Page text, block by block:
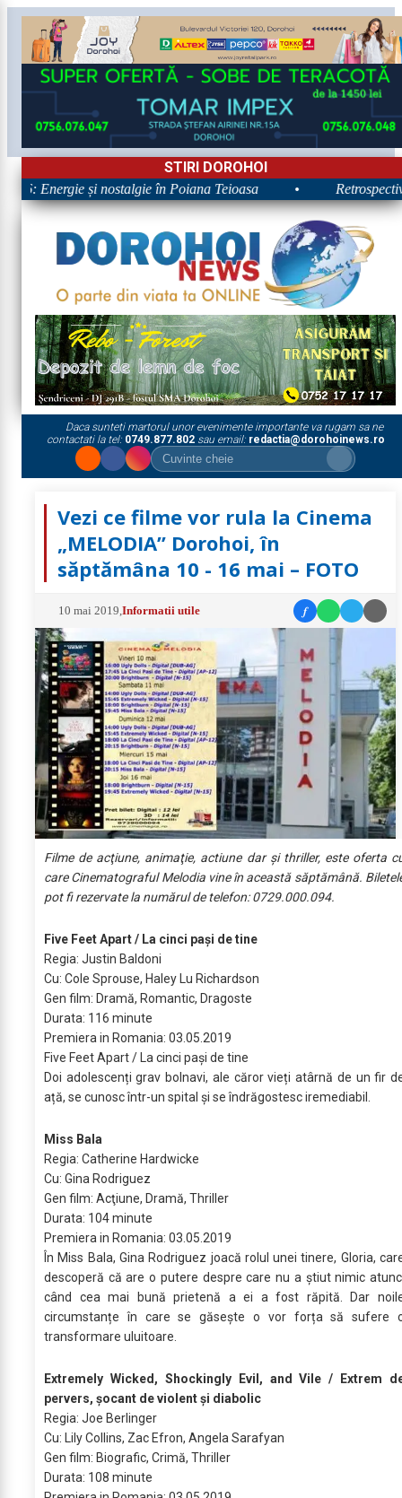
STIRI DOROHOI
Energie și nostalgie în Poiana Teioasa
Daca sunteti martorul unor evenimente importante va rugam sa ne
contactati la tel: 0749.877.802sau email: redactia@dorohoinews.ro
Vezi ce filme vor rula la Cinema
„MELODIA” Dorohoi, în
săptămâna 10 - 16 mai – FOTO
10 mai 2019 ,Informatii utile f
Filme de acţiune, animaţie, actiune dar şi thriller, este oferta
care Cinematograful Melodia vine în această săptămână.
pot fi rezervate la numărul de telefon: 0729.000.094.
Five Feet Apart / La cinci pași de tine
Regia: Justin Baldoni
Cu: Cole Sprouse, Haley Lu Richardson
Gen film: Dramă, Romantic, Dragoste
Durata: 116 minute
Premiera in Romania: 03.05.2019
Five Feet Apart / La cinci pași de tine
Doi adolescenți grav bolnavi, ale căror vieți atârnă de un fir
ață, se cunosc într-un spital și se îndrăgostesc iremediabil.
Miss Bala
Regia: Catherine Hardwicke
Cu: Gina Rodriguez
Gen film: Acţiune, Dramă, Thriller
Durata: 104 minute
Premiera in Romania: 03.05.2019
În Miss Bala, Gina Rodriguez joacă rolul unei tinere, Gloria,
descoperă că are o putere despre care nu a știut nimic
când cea mai bună prietenă a ei a fost răpită. Dar
circumstanțe în care se găsește o vor forța să sufere
transformare uluitoare.
Extremely Wicked, Shockingly Evil, and Vile / Extrem
pervers, șocant de violent și diabolic
Regia: Joe Berlinger
Cu: Lily Collins, Zac Efron, Angela Sarafyan
Gen film: Biografic, Crimă, Thriller
Durata: 108 minute